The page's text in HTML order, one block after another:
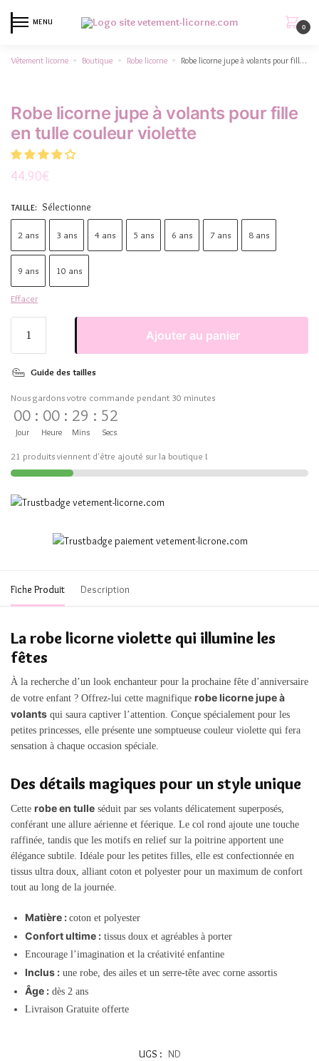
MENU
0
Vêtement licorne » Boutique » Robe licorne » Robe licorne jupe à volants pour fille en tulle couleur violette
Robe licorne jupe à volants pour fille
en tulle couleur violette
44.90€
TAILLE: Sélectionne
2 ans 3 ans 4 ans 5 ans 6 ans 7 ans 8 ans
9 ans 10 ans
Effacer
Ajouter au panier
Guide des tailles
Nous gardons votre commande pendant 30 minutes
00
Jour
: 00
Heure
: 29
Mins
: 51
Secs
21 produits viennent d'être ajouté sur la boutique !
Fiche Produit Description
La robe licorne violette qui illumine les
fêtes
À la recherche d’un look enchanteur pour la prochaine fête d’anniversaire
de votre enfant ? Offrez-lui cette magnifique robe licorne jupe à
volants qui saura captiver l’attention. Conçue spécialement pour les
petites princesses, elle présente une somptueuse couleur violette qui fera
sensation à chaque occasion spéciale.
Des détails magiques pour un style unique
Cette robe en tulle séduit par ses volants délicatement superposés,
conférant une allure aérienne et féerique. Le col rond ajoute une touche
raffinée, tandis que les motifs en relief sur la poitrine apportent une
élégance subtile. Idéale pour les petites filles, elle est confectionnée en
tissus ultra doux, alliant coton et polyester pour un maximum de confort
tout au long de la journée.
Matière : coton et polyester
Confort ultime : tissus doux et agréables à porter
Encourage l’imagination et la créativité enfantine
Inclus : une robe, des ailes et un serre-tête avec corne assortis
Âge : dès 2 ans
Livraison Gratuite offerte
UGS : ND